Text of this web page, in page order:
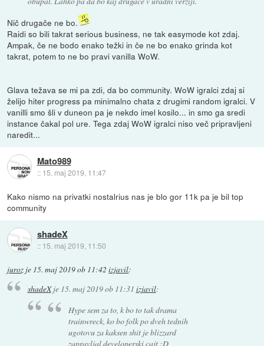
Nič drugače ne bo.
Raidi so bili takrat serious business, ne tak easymode kot zdaj.
Ampak, če ne bodo enako težki in če ne bo enako grinda kot
takrat, potem to ne bo pravi vanilla WoW.
Glava težava se mi pa zdi, da bo community. WoW igralci zdaj si
želijo hiter progress pa minimalno chata z drugimi random igralci. V
vanilli smo šli v duneon pa je nekdo imel kosilo... in smo ga sredi
instance čakal pol ure. Tega zdaj WoW igralci niso več pripravljeni
naredit...
Mato989
:: 15. maj 2019, 11:47
Kako nismo na privatki nostalrius nas je blo gor 11k pa je bil top
community
shadeX
:: 15. maj 2019, 11:50
juroz je 15. maj 2019 ob 11:42 izjavil:
shadeXje 15. maj 2019 ob 11:31 izjavil:
Hype sem za to, k bo to tak drama
trainwreck, ko bo folk po dveh tednih
ugotovu za kaksen shit je blizzard
zapravljal developerski cajt :D